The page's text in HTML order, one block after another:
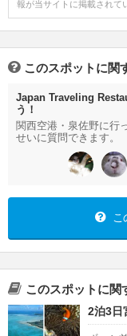
報が当サイトに掲載されて
このスポットに関
Japan Traveling
う！
関西空港・泉佐野に行
せいに質問できます。
こ
このスポットに関
2泊3日